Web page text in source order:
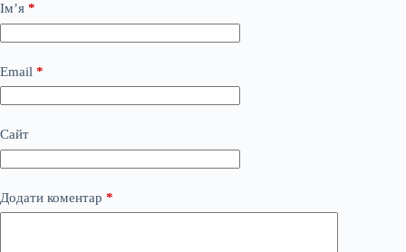
Ім’я *
Email *
Сайт
Додати коментар *